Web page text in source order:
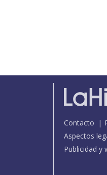
Contacto
Aspectos
Publicidad y